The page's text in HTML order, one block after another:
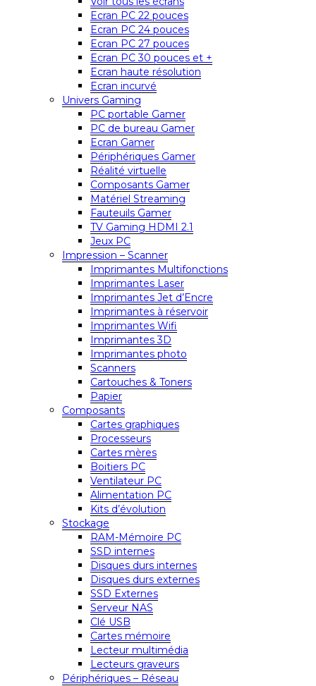
Ecran PC 22 pouces
Ecran PC 24 pouces
Ecran PC 27 pouces
Ecran PC 30 pouces et +
Ecran haute résolution
Ecran incurvé
Univers Gaming
PC portable Gamer
PC de bureau Gamer
Ecran Gamer
Périphériques Gamer
Réalité virtuelle
Composants Gamer
Matériel Streaming
Fauteuils Gamer
TV Gaming HDMI 2.1
Jeux PC
Impression – Scanner
Imprimantes Multifonctions
Imprimantes Laser
Imprimantes Jet d’Encre
Imprimantes à réservoir
Imprimantes Wifi
Imprimantes 3D
Imprimantes photo
Scanners
Cartouches & Toners
Papier
Composants
Cartes graphiques
Processeurs
Cartes mères
Boitiers PC
Ventilateur PC
Alimentation PC
Kits d’évolution
Stockage
RAM-Mémoire PC
SSD internes
Disques durs internes
Disques durs externes
SSD Externes
Serveur NAS
Clé USB
Cartes mémoire
Lecteur multimédia
Lecteurs graveurs
Périphériques – Réseau